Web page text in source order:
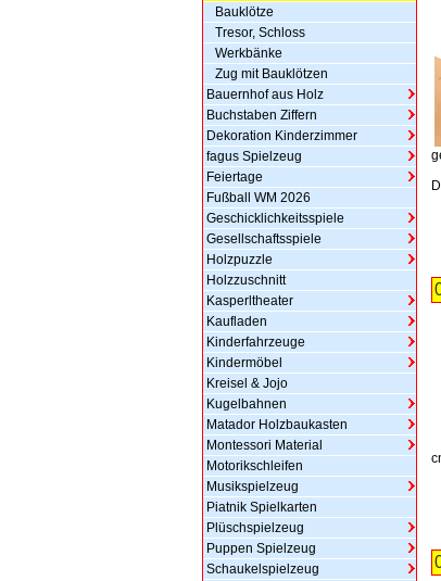
Bauklötze
Tresor, Schloss
Werkbänke
Zug mit Bauklötzen
Bauernhof aus Holz
Buchstaben Ziffern
Dekoration Kinderzimmer
fagus Spielzeug
Feiertage
Fußball WM 2026
Geschicklichkeitsspiele
Gesellschaftsspiele
Holzpuzzle
Holzzuschnitt
Kasperltheater
Kaufladen
Kinderfahrzeuge
Kindermöbel
Kreisel & Jojo
Kugelbahnen
Matador Holzbaukasten
Montessori Material
Motorikschleifen
Musikspielzeug
Piatnik Spielkarten
Plüschspielzeug
Puppen Spielzeug
Schaukelspielzeug